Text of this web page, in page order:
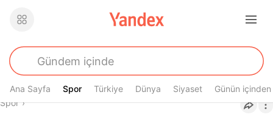
Ana Sayfa Spor
Spor Türkiye Dünya Siyaset Günün içinden
Buradasın
Spor›